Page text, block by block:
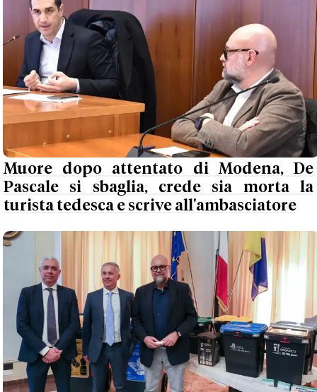
Muore dopo attentato di Modena, De
Pascale si sbaglia, crede sia morta la
turista tedesca e scrive all'ambasciatore